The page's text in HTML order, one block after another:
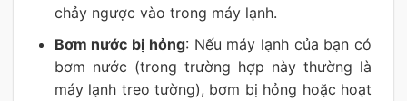
chảy ngược vào trong máy lạnh.
Bơm nước bị hỏng: Nếu máy lạnh của bạn có
bơm nước (trong trường hợp này thường là
máy lạnh treo tường), bơm bị hỏng hoặc hoạt